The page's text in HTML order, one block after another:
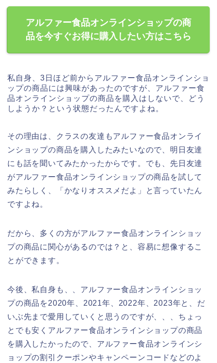
アルファー食品オンラインショップの商
品を今すぐお得に購入したい方はこちら
私自身、3日ほど前からアルファー食品オンラインショ
ップの商品には興味があったのですが、アルファー食
品オンラインショップの商品を購入はしないで、どう
しようか？という状態だったんですよね。
その理由は、クラスの友達もアルファー食品オンライ
ンショップの商品を購入したみたいなので、明日友達
にも話を聞いてみたかったからです。でも、先日友達
がアルファー食品オンラインショップの商品を試して
みたらしく、「かなりオススメだよ」と言っていたん
ですよね。
だから、多くの方がアルファー食品オンラインショッ
プの商品に関心があるのでは？と、容易に想像するこ
とができます。
今後、私自身も、、アルファー食品オンラインショッ
プの商品を2020年、2021年、2022年、2023年と、だ
いぶ先まで愛用していくと思うのですが、、、ちょっ
とでも安くアルファー食品オンラインショップの商品
を購入したかったので、アルファー食品オンラインシ
ョップの割引クーポンやキャンペーンコードなどのよ